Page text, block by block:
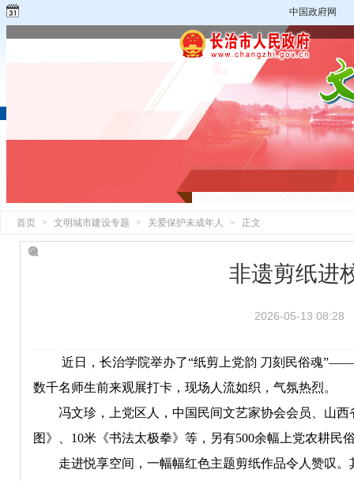
中国政府网
首页 > 文明城市建设专题 > 关爱保护未成年人 > 正文
非遗剪纸进
2026-05-13 08:28
近日，长治学院举办了“纸剪上党韵 刀刻民俗魂”——
数千名师生前来观展打卡，现场人流如织，气氛热烈。
冯文珍，上党区人，中国民间文艺家协会会员、山西
图》、10米《书法太极拳》等，另有500余幅上党农耕民
走进悦享空间，一幅幅红色主题剪纸作品令人赞叹。